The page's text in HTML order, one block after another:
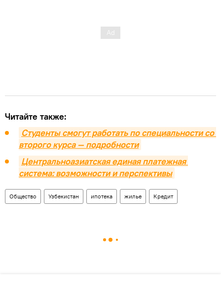
Читайте также:
Студенты смогут работать по специальности со
второго курса — подробности
Центральноазиатская единая платежная
система: возможности и перспективы
Общество Узбекистан ипотека жилье Кредит